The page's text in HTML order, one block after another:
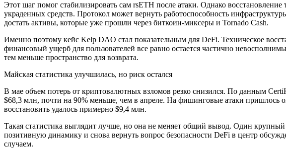
Этот шаг помог стабилизировать сам rsETH после атаки. Однако восстановление
украденных средств. Протокол может вернуть работоспособность
достать активы, которые уже прошли через биткоин-миксеры и Tornado Cash.
Именно поэтому кейс Kelp DAO стал показательным для DeFi. Техническое
финансовый ущерб для пользователей все равно остается частично
тем меньше пространство для возврата.
Майская статистика улучшилась, но риск остался
В мае объем потерь от криптовалютных взломов резко снизился. По данным
$68,3 млн, почти на 90% меньше, чем в апреле. На фишинговые атаки пришлось
восстановить удалось примерно $9,4 млн.
Такая статистика выглядит лучше, но она не меняет общий вывод. Один
позитивную динамику и снова вернуть вопрос безопасности DeFi в центр
случаем.